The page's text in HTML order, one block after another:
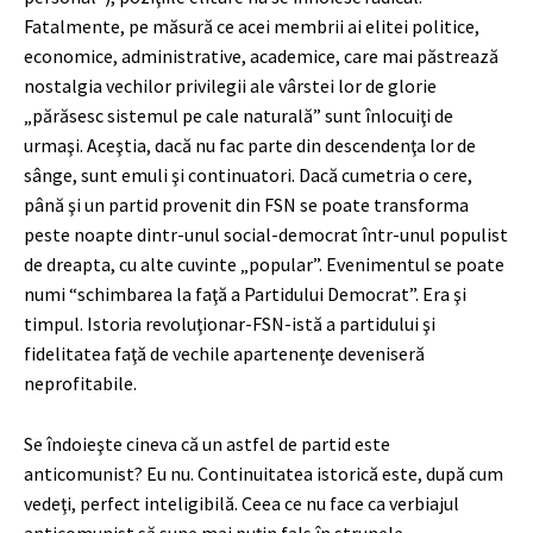
Fatalmente, pe măsură ce acei membrii ai elitei politice,
economice, administrative, academice, care mai păstrează
nostalgia vechilor privilegii ale vârstei lor de glorie
„părăsesc sistemul pe cale naturală” sunt înlocuiţi de
urmaşi. Aceştia, dacă nu fac parte din descendenţa lor de
sânge, sunt emuli şi continuatori. Dacă cumetria o cere,
până şi un partid provenit din FSN se poate transforma
peste noapte dintr-unul social-democrat într-unul populist
de dreapta, cu alte cuvinte „popular”. Evenimentul se poate
numi “schimbarea la faţă a Partidului Democrat”. Era şi
timpul. Istoria revoluţionar-FSN-istă a partidului şi
fidelitatea faţă de vechile apartenenţe deveniseră
neprofitabile.
Se îndoieşte cineva că un astfel de partid este
anticomunist? Eu nu. Continuitatea istorică este, după cum
vedeţi, perfect inteligibilă. Ceea ce nu face ca verbiajul